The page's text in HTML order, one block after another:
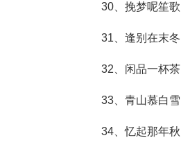
30、挽梦呢笙歌
31、逢别在末冬
32、闲品一杯茶
33、青山慕白雪
34、忆起那年秋